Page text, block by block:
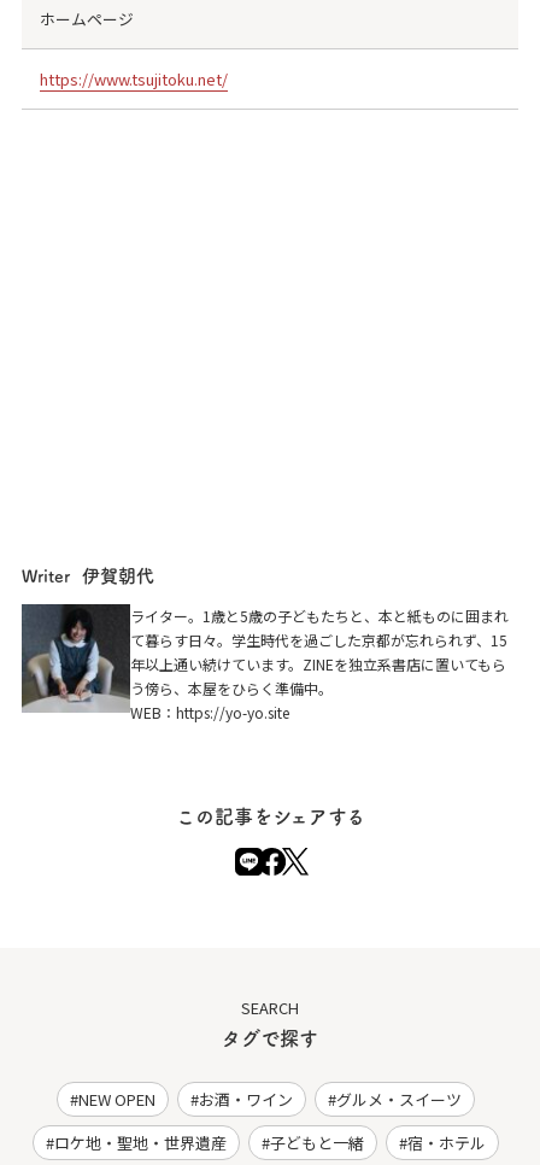
ホームページ
https://www.tsujitoku.net/
Writer 伊賀朝代
ライター。1歳と5歳の子どもたちと、本と紙ものに囲まれ
て暮らす日々。学生時代を過ごした京都が忘れられず、15
年以上通い続けています。ZINEを独立系書店に置いてもら
う傍ら、本屋をひらく準備中。
WEB： https://yo-yo.site
この記事をシェアする
SEARCH
タグで探す
NEW OPEN お酒・ワイン
グルメ・スイーツ
ロケ地・聖地・世界遺産
子どもと一緒 宿・ホテル